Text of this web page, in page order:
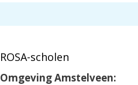
ROSA-scholen
Omgeving Amstelveen: